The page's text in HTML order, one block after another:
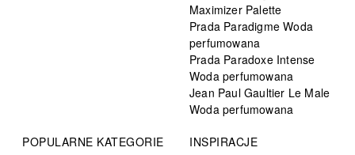
Maximizer Palette
Prada Paradigme Woda
perfumowana
Prada Paradoxe Intense
Woda perfumowana
Jean Paul Gaultier Le Male
Woda perfumowana
POPULARNE KATEGORIE
INSPIRACJE